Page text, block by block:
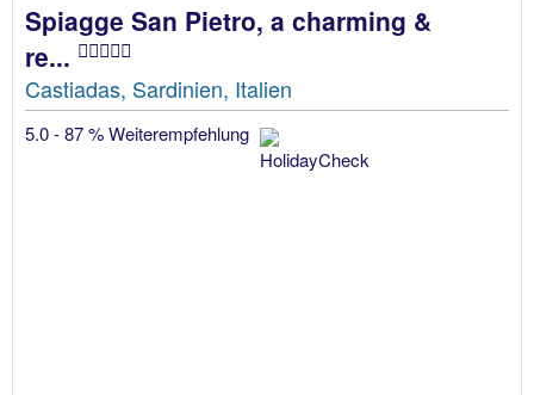
Spiagge San Pietro, a charming &
re...
Castiadas, Sardinien, Italien
5.0 - 87 % Weiterempfehlung